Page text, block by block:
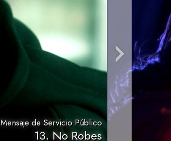
Mensaje de Servicio Público
13. No Robes